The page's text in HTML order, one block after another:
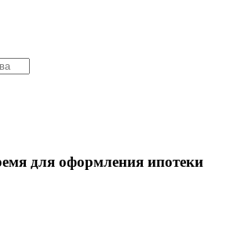
для оформления ипотеки